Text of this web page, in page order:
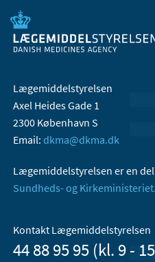
Lægemiddelstyrelsen
Axel Heides Gade 1
2300 København S
Email: dkma@dkma.dk
Lægemiddelstyrelsen er en
Sundheds- og Kirkeministeriet.
Kontakt Lægemiddelstyrelsen
44 88 95 95 (kl. 9 -